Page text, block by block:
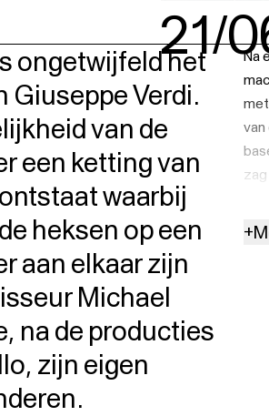
21/
ongetwijfeld het
Giuseppe Verdi.
van de
een ketting van
waarbij
heksen op een
aan elkaar zijn
Michael
na de producties
zijn eigen
Na
van
+